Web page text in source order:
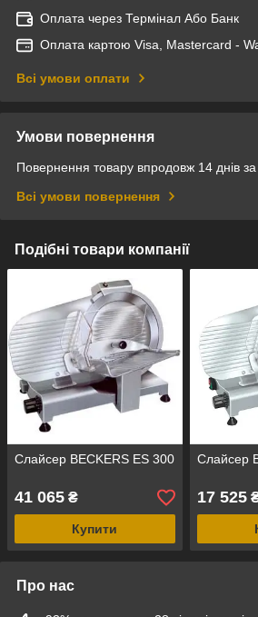
Оплата через Термінал Або Банк
Оплата картою Visa, Mastercard -
Всі умови оплати
Умови повернення
Повернення товару впродовж 14 днів
Всі умови повернення
Подібні товари компанії
Слайсер BECKERS ES 300
41 065 ₴
Купити
Слайсер
17 525
Про нас